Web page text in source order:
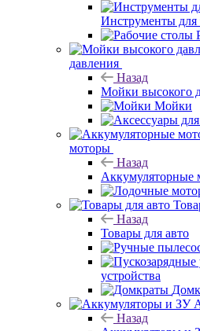
Инструменты для
давления
Назад
Мойки высокого
Мойки
моторы
Назад
Аккумуляторные
Назад
Товары для авто
устройства
Назад